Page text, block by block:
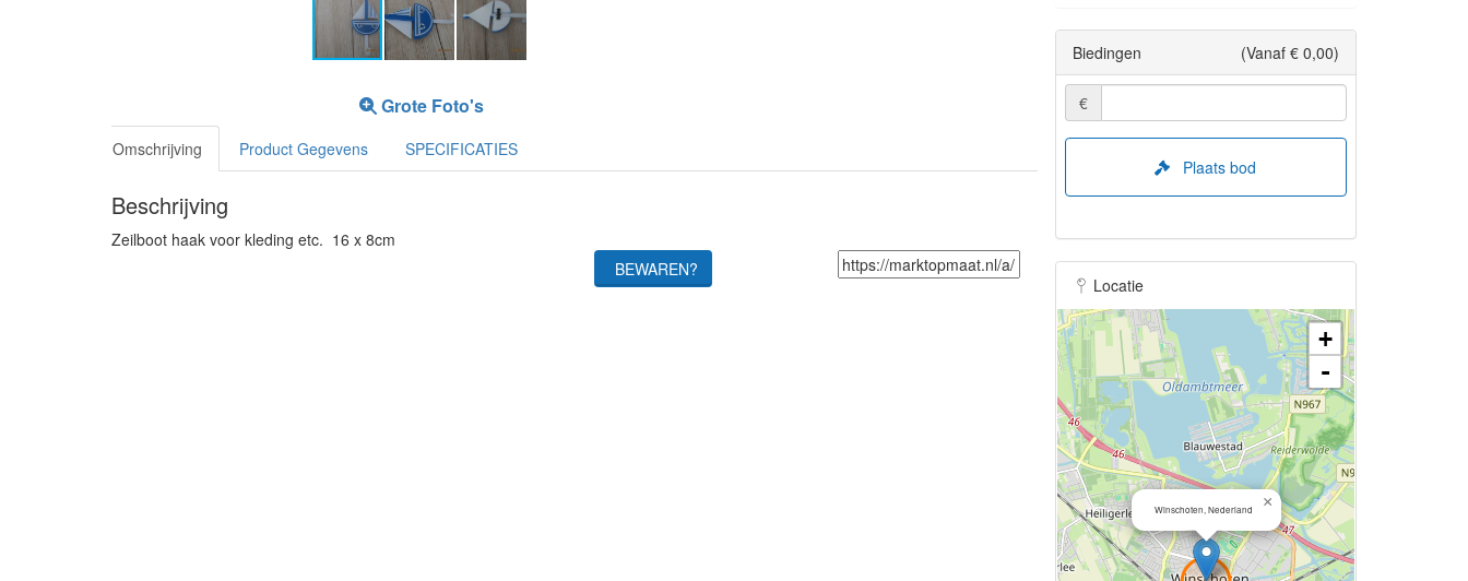
Grote Foto's
Omschrijving Product Gegevens SPECIFICATIES
Beschrijving
Zeilboot haak voor kleding etc. 16 x 8cm
BEWAREN?
Biedingen (Vanaf € 0,00)
€
Plaats bod
Locatie
Winschoten, Nederland ×
+
-